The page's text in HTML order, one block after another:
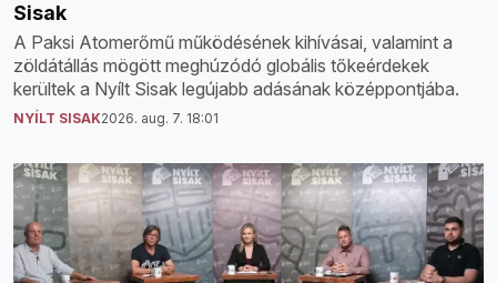
Sisak
A Paksi Atomerőmű működésének kihívásai, valamint a
zöldátállás mögött meghúzódó globális tőkeérdekek
kerültek a Nyílt Sisak legújabb adásának középpontjába.
NYÍLT SISAK2026. aug. 7. 18:01